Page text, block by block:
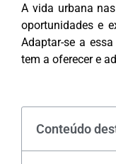
A vida urbana
oportunidades e
Adaptar-se a
tem a oferecer e
Conteúdo